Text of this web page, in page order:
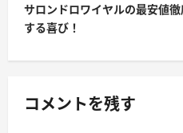
ゲ
ー
シ
ン
サロンドロワイヤルの最安値徹
する喜び！
コメントを残す